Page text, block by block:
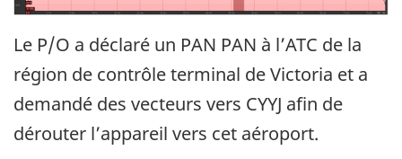
Le P/O a déclaré un PAN PAN à l’ATC de la
région de contrôle terminal de Victoria et a
demandé des vecteurs vers CYYJ afin de
dérouter l’appareil vers cet aéroport.